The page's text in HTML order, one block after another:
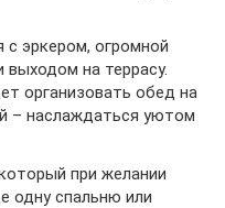
с эркером, огромной
на террасу.
организовать обед на
– наслаждаться уютом
при желании
одну спальню или